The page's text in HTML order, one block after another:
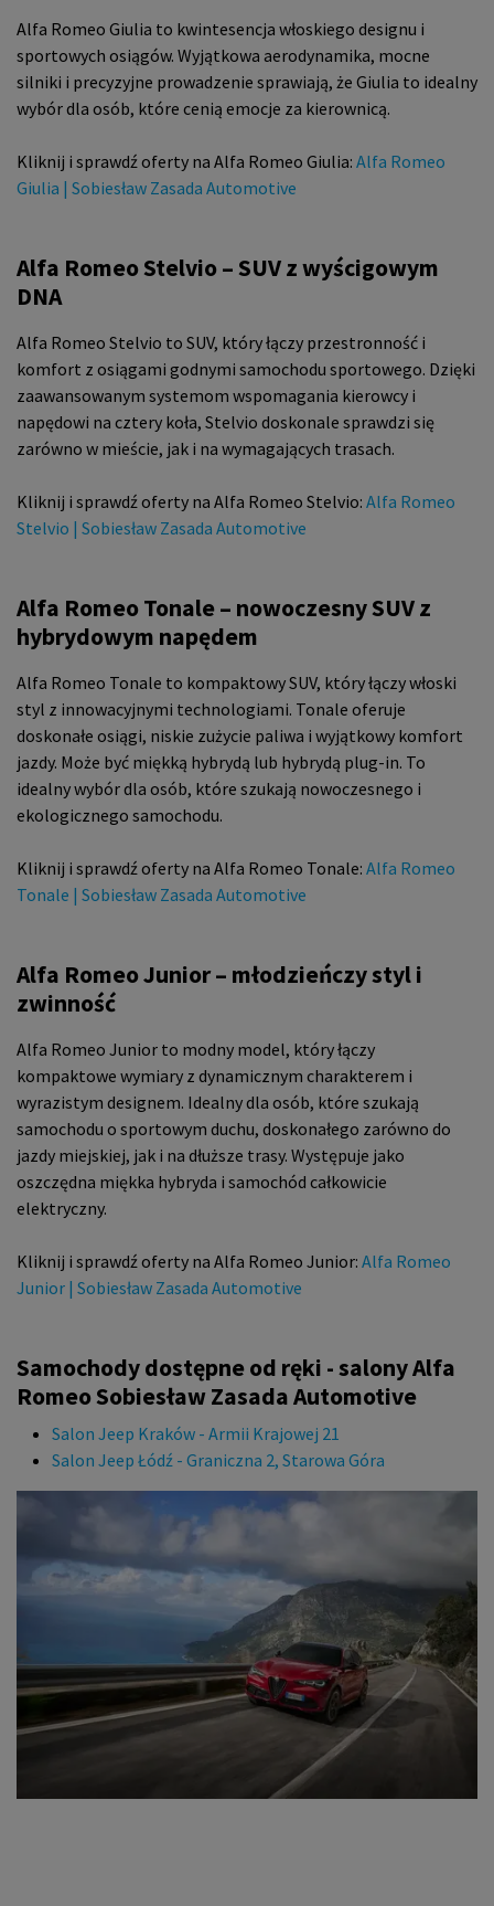
Alfa Romeo Giulia to kwintesencja włoskiego designu i
sportowych osiągów. Wyjątkowa aerodynamika, mocne
silniki i precyzyjne prowadzenie sprawiają, że Giulia to idealny
wybór dla osób, które cenią emocje za kierownicą.
Kliknij i sprawdź oferty na Alfa Romeo Giulia: Alfa Romeo
Giulia | Sobiesław Zasada Automotive
Alfa Romeo Stelvio – SUV z wyścigowym
DNA
Alfa Romeo Stelvio to SUV, który łączy przestronność i
komfort z osiągami godnymi samochodu sportowego. Dzięki
zaawansowanym systemom wspomagania kierowcy i
napędowi na cztery koła, Stelvio doskonale sprawdzi się
zarówno w mieście, jak i na wymagających trasach.
Kliknij i sprawdź oferty na Alfa Romeo Stelvio: Alfa Romeo
Stelvio | Sobiesław Zasada Automotive
Alfa Romeo Tonale – nowoczesny SUV z
hybrydowym napędem
Alfa Romeo Tonale to kompaktowy SUV, który łączy włoski
styl z innowacyjnymi technologiami. Tonale oferuje
doskonałe osiągi, niskie zużycie paliwa i wyjątkowy komfort
jazdy. Może być miękką hybrydą lub hybrydą plug-in. To
idealny wybór dla osób, które szukają nowoczesnego i
ekologicznego samochodu.
Kliknij i sprawdź oferty na Alfa Romeo Tonale: Alfa Romeo
Tonale | Sobiesław Zasada Automotive
Alfa Romeo Junior – młodzieńczy styl i
zwinność
Alfa Romeo Junior to modny model, który łączy
kompaktowe wymiary z dynamicznym charakterem i
wyrazistym designem. Idealny dla osób, które szukają
samochodu o sportowym duchu, doskonałego zarówno do
jazdy miejskiej, jak i na dłuższe trasy. Występuje jako
oszczędna miękka hybryda i samochód całkowicie
elektryczny.
Kliknij i sprawdź oferty na Alfa Romeo Junior: Alfa Romeo
Junior | Sobiesław Zasada Automotive
Samochody dostępne od ręki - salony Alfa
Romeo Sobiesław Zasada Automotive
Salon Jeep Kraków - Armii Krajowej 21
Salon Jeep Łódź - Graniczna 2, Starowa Góra